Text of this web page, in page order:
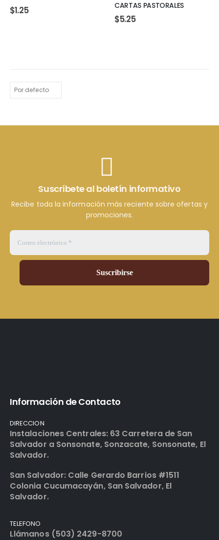
$1.25
CARTAS PASTORALES
$5.25
Suscríbete al boletín informativo
Recibe toda la información más reciente sobre ofertas y
promociones.
Información de Contacto
DIRECCION
Instalaciones Centrales: 63 Carretera de San
Salvador a Sonsonate, Sonzacate, Sonsonate, El
Salvador.
San Salvador: Calle Gerardo Barrios #1511
Colonia Cucumacayán, San Salvador, El
Salvador.
TELEFONO
Llámanos (503) 2429-8700